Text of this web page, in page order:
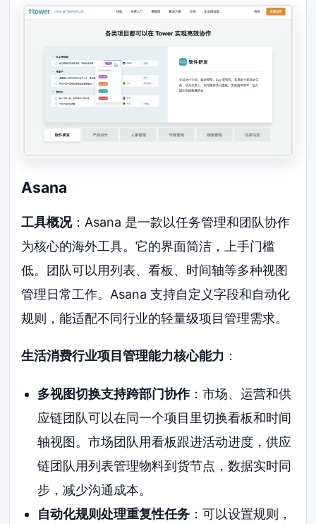
Asana
工具概况：Asana 是一款以任务管理和团队协作
为核心的海外工具。它的界面简洁，上手门槛
低。团队可以用列表、看板、时间轴等多种视图
管理日常工作。Asana 支持自定义字段和自动化
规则，能适配不同行业的轻量级项目管理需求。
生活消费行业项目管理能力核心能力 ：
多视图切换支持跨部门协作：市场、运营和供
应链团队可以在同一个项目里切换看板和时间
轴视图。市场团队用看板跟进活动进度，供应
链团队用列表管理物料到货节点，数据实时同
步，减少沟通成本。
自动化规则处理重复性任务：可以设置规则，